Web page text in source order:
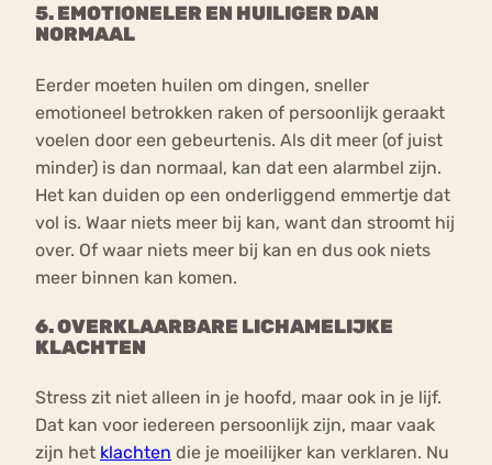
5. EMOTIONELER EN HUILIGER DAN
NORMAAL
Eerder moeten huilen om dingen, sneller
emotioneel betrokken raken of persoonlijk geraakt
voelen door een gebeurtenis. Als dit meer (of juist
minder) is dan normaal, kan dat een alarmbel zijn.
Het kan duiden op een onderliggend emmertje dat
vol is. Waar niets meer bij kan, want dan stroomt hij
over. Of waar niets meer bij kan en dus ook niets
meer binnen kan komen.
6. OVERKLAARBARE LICHAMELIJKE
KLACHTEN
Stress zit niet alleen in je hoofd, maar ook in je lijf.
Dat kan voor iedereen persoonlijk zijn, maar vaak
zijn het klachten die je moeilijker kan verklaren. Nu